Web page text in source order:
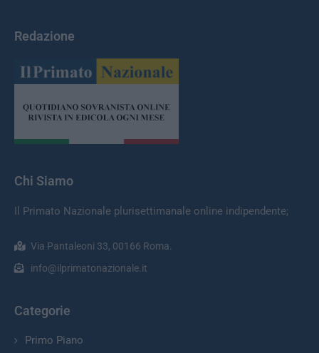
Redazione
Chi Siamo
Il Primato Nazionale plurisettimanale online indipendente;
Via Pantaleoni 33, 00166 Roma.
info@ilprimatonazionale.it
Categorie
Primo Piano